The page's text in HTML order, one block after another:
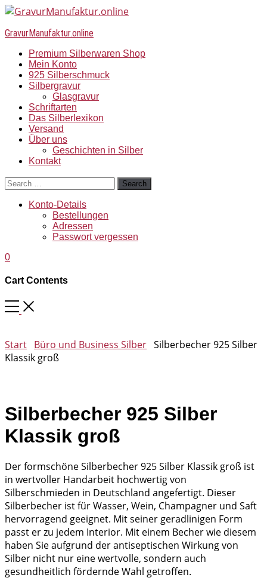
GravurManufaktur.online
Premium Silberwaren Shop
Mein Konto
925 Silberschmuck
Silbergravur
Glasgravur
Schriftarten
Das Silberlexikon
Versand
Über uns
Geschichten in Silber
Kontakt
Search
Konto-Details
Bestellungen
Adressen
Passwort vergessen
0
Cart Contents
Start Büro und Business Silber Silberbecher 925 Silber
Klassik groß
Silberbecher 925 Silber
Klassik groß
Der formschöne Silberbecher 925 Silber Klassik groß ist
in wertvoller Handarbeit hochwertig von
Silberschmieden in Deutschland angefertigt. Dieser
Silberbecher ist für Wasser, Wein, Champagner und Saft
hervorragend geeignet. Mit seiner geradlinigen Form
passt er zu jedem Interior. Mit einem Becher wie diesem
haben Sie aufgrund der antiseptischen Wirkung von
Silber nicht nur eine wertvolle, sondern auch
gesundheitlich fördernde Wahl getroffen.